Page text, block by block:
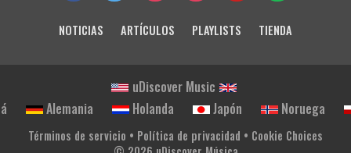
NOTICIAS ARTÍCULOS PLAYLISTS TIENDA
uDiscover Music
Alemania Holanda Japón Noruega
Términos de servicio • Política de privacidad • Cookie Choices